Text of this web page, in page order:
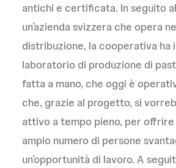
antichi e certificata. In seguito
un’azienda svizzera che opera
distribuzione, la cooperativa ha
laboratorio di produzione di
fatta a mano, che oggi è
che, grazie al progetto, si
attivo a tempo pieno, per offrire
ampio numero di persone
un’opportunità di lavoro. A